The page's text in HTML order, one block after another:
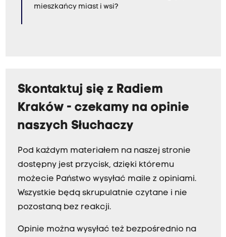
mieszkańcy miast i wsi?
Skontaktuj się z Radiem
Kraków - czekamy na opinie
naszych Słuchaczy
Pod każdym materiałem na naszej stronie
dostępny jest przycisk, dzięki któremu
możecie Państwo wysyłać maile z opiniami.
Wszystkie będą skrupulatnie czytane i nie
pozostaną bez reakcji.
Opinie można wysyłać też bezpośrednio na